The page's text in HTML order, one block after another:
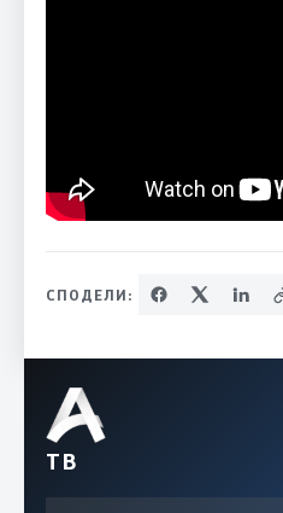
СПОДЕЛИ:
ТВ